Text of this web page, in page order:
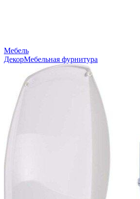
Мебель
ДекорМебельная фурнитура